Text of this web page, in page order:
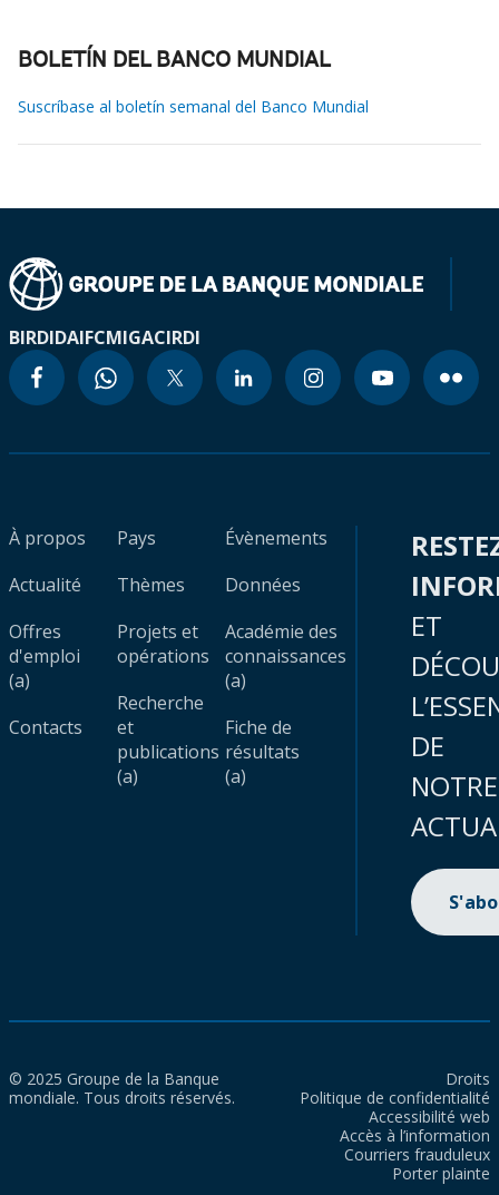
BOLETÍN DEL BANCO MUNDIAL
Suscríbase al boletín semanal del Banco Mundial
BIRDIDAIFCMIGACIRDI
À propos
Actualité
Offres
d'emploi
(a)
Contacts
Pays
Thèmes
Projets et
opérations
Recherche
et
publications
(a)
Évènements
Données
Académie des
connaissances
(a)
Fiche de
résultats
(a)
ET
DE
NOTRE
© 2025 Groupe de la Banque
mondiale. Tous droits réservés.
Droits
Politique de confidentialité
Accessibilité web
Accès à l’information
Courriers frauduleux
Porter plainte